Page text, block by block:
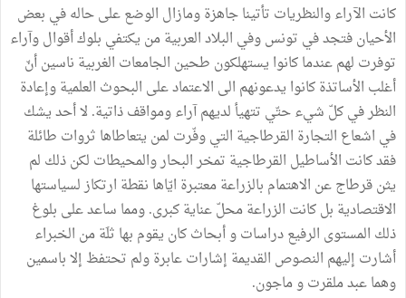
كانت الآراءوالنظريات تأتيناجاهزةومازال الوضععلىحالهفي بعض
الأحيانفتجدفي تونسوفي البلادالعربيةمن يكتفي بلوكأقوالوآراء
توفرت لهمعندماكانوا يستهلكون طحين الجامعات الغربية ناسينأنّ
أغلب الأساتذةكانوا يدعونهم الى الاعتمادعلى البحوث العلميةوإعادة
النظرفيكلّ شيءحتّي تتهيألديهمآراءومواقفذاتية. لاأحديشك
في اشعاع التجارة القرطاجية التيوفّرت لمن يتعاطاها ثروات طائلة
فقدكانت الأساطيل القرطاجية تمخرالبحاروالمحيطات لكنذلك لم
يثنقرطاجعن الاهتمام بالزراعةمعتبرة ايّاها نقطة ارتكازلسياستها
الاقتصادية بلكانت الزراعةمحلّعنايةكبرى.ومما ساعدعلى بلوغ
ذلك المستوى الرفيعدراساتوأبحاثكان يقوم بها ثلَةمن الخبراء
أشارت إليهم النصوص القديمة إشاراتعابرةولم تحتفظ إلاباسمين
وهماعبدملقرتوماجون.